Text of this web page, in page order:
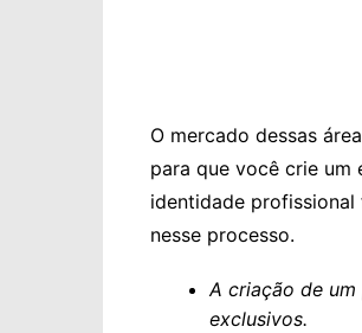
O mercado dessas
para que você crie um
identidade
nesse processo.
A criação de
exclusivos.